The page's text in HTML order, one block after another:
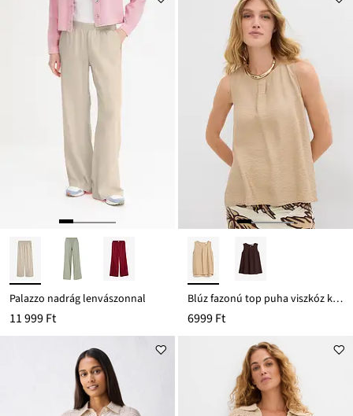
Palazzo nadrág lenvászonnal
11 999 Ft
Blúz fazonú top puha viszkóz keverékből
6999 Ft